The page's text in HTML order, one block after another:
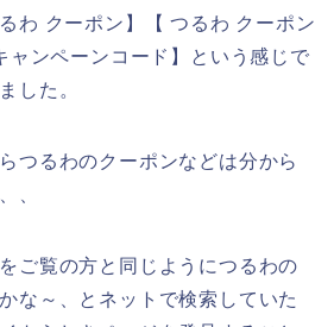
わ クーポン】【 つるわ クーポン
ャンペーンコード】という感じで
した。
つるわのクーポンなどは分から
、
ご覧の方と同じようにつるわの
な～、とネットで検索していた